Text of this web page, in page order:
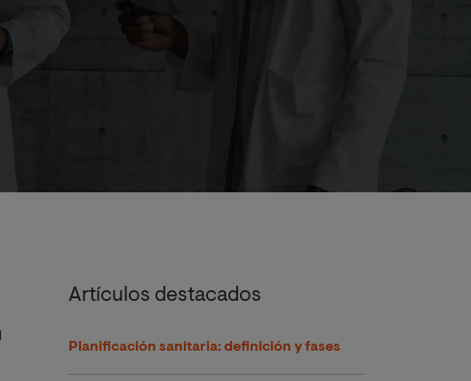
Artículos destacados
Planificación sanitaria: definición y fases